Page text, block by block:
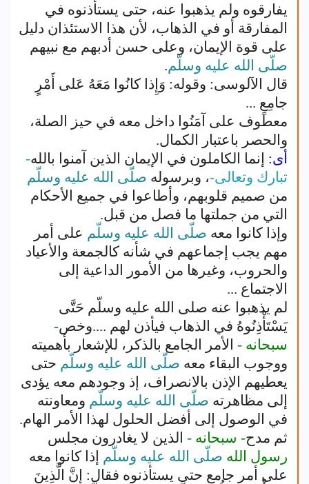
يفارقوه ولم يذهبوا عنه، حتى يستأذنوه في
المفارقة أو في الذهاب، لأن هذا الاستئذان دليل
على قوة الإيمان، وعلى حسن أدبهم مع نبيهم
صلّى الله عليه وسلّم.
قال الآلوسى: وقوله: وَإِذا كانُوا مَعَهُ عَلى أَمْرٍ
جامِعٍ ...
معطوف على آمَنُوا داخل معه في حيز الصلة،
والحصر باعتبار الكمال.
أى: إنما الكاملون في الإيمان الذين آمنوا بالله-
تبارك وتعالى-، وبرسوله صلّى الله عليه وسلّم
من صميم قلوبهم، وأطاعوا في جميع الأحكام
التي من جملتها ما فصل من قبل.
وإذا كانوا معه صلّى الله عليه وسلّم على أمر
مهم يجب إجماعهم في شأنه كالجمعة والأعياد
والحروب، وغيرها من الأمور الداعية إلى
الاجتماع ...
لم يذهبوا عنه صلى الله عليه وسلّم حَتَّى
يَسْتَأْذِنُوهُ في الذهاب فيأذن لهم ....وخص-
سبحانه - الأمر الجامع بالذكر، للإشعار بأهميته
ووجوب البقاء معه صلّى الله عليه وسلّم حتى
يعطيهم الإذن بالانصراف، إذ وجودهم معه يؤدى
إلى مظاهرته صلّى الله عليه وسلّم ومعاونته
في الوصول إلى أفضل الحلول لهذا الأمر الهام.
ثم مدح- سبحانه - الذين لا يغادرون مجلس
رسول الله صلّى الله عليه وسلّم إذا كانوا معه
على أمر جامع حتى يستأذنوه فقال: إِنَّ الَّذِينَ